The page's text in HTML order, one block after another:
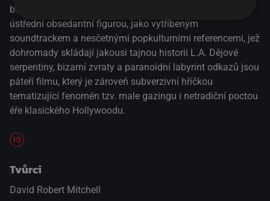
bezmála lynchovského ražení je poháněn stejně tak
ústřední obsedantní figurou, jako vytříbeným
soundtrackem a nesčetnými popkulturními referencemi, jež
dohromady skládají jakousi tajnou historii L.A. Dějové
serpentiny, bizarní zvraty a paranoidní labyrint odkazů jsou
páteří filmu, který je zároveň subverzivní hříčkou
tematizující fenomén tzv. male gazingu i netradiční poctou
éře klasického Hollywoodu.
Tvůrci
David Robert Mitchell